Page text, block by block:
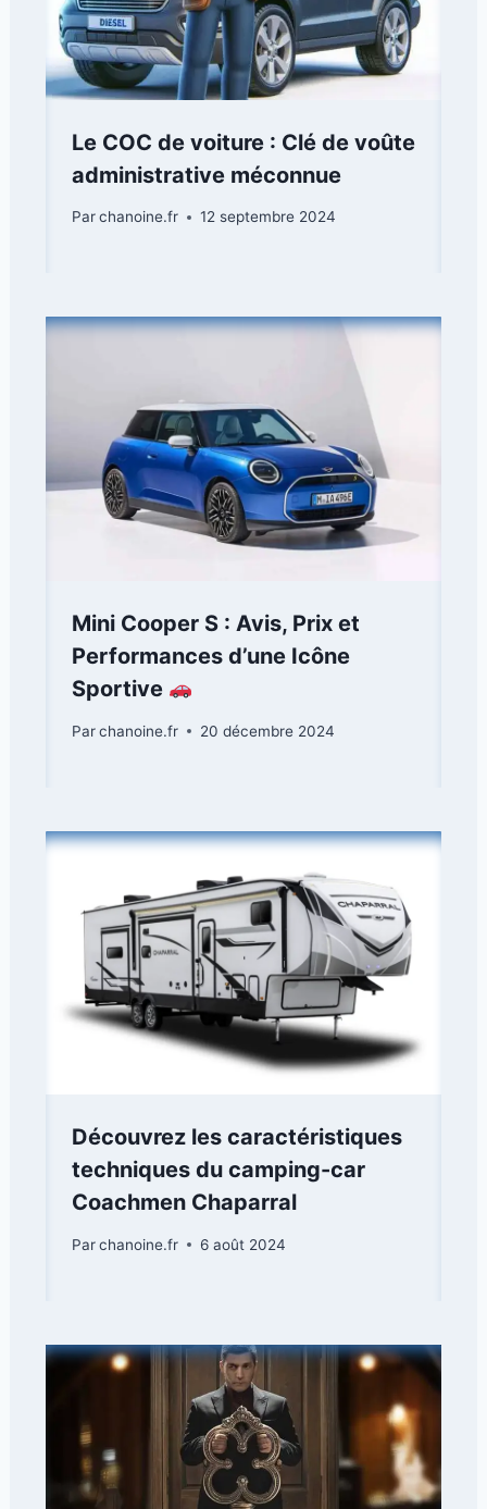
Le COC de voiture : Clé de voûte
administrative méconnue
Parchanoine.fr 12 septembre 2024
Mini Cooper S : Avis, Prix et
Performances d’une Icône
Sportive
Parchanoine.fr 20 décembre 2024
Découvrez les caractéristiques
techniques du camping-car
Coachmen Chaparral
Parchanoine.fr 6 août 2024